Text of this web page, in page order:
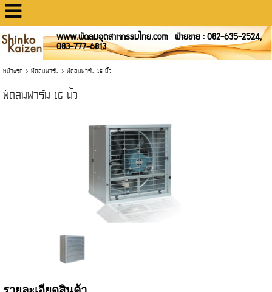
www.พัดลมอุตสาหกรรมไทย.com ฝ่ายขาย : 082-635-2524,
083-777-6813
หน้าแรก > พัดลมฟาร์ม > พัดลมฟาร์ม 16 นิ้ว
พัดลมฟาร์ม 16 นิ้ว